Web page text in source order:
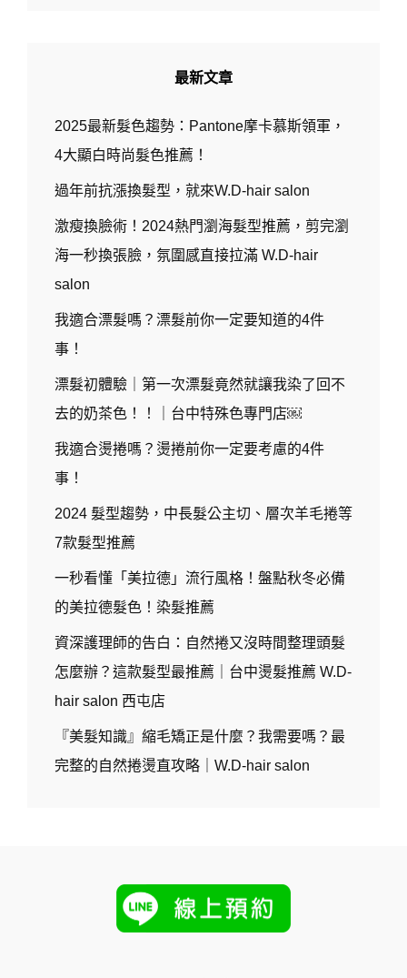
最新文章
2025最新髮色趨勢：Pantone摩卡慕斯領軍，
4大顯白時尚髮色推薦！
過年前抗漲換髮型，就來W.D-hair salon
激瘦換臉術！2024熱門瀏海髮型推薦，剪完瀏
海一秒換張臉，氛圍感直接拉滿 W.D-hair
salon
我適合漂髮嗎？漂髮前你一定要知道的4件
事！
漂髮初體驗｜第一次漂髮竟然就讓我染了回不
去的奶茶色！！｜台中特殊色專門店￼
我適合燙捲嗎？燙捲前你一定要考慮的4件
事！
2024 髮型趨勢，中長髮公主切、層次羊毛捲等
7款髮型推薦
一秒看懂「美拉德」流行風格！盤點秋冬必備
的美拉德髮色！染髮推薦
資深護理師的告白：自然捲又沒時間整理頭髮
怎麼辦？這款髮型最推薦｜台中燙髮推薦 W.D-
hair salon 西屯店
『美髮知識』縮毛矯正是什麼？我需要嗎？最
完整的自然捲燙直攻略｜W.D-hair salon